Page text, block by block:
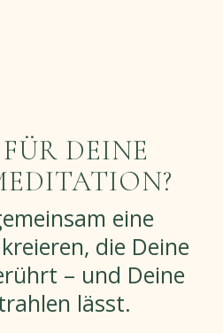
DEINE
eine
die Deine
– und Deine
lässt.